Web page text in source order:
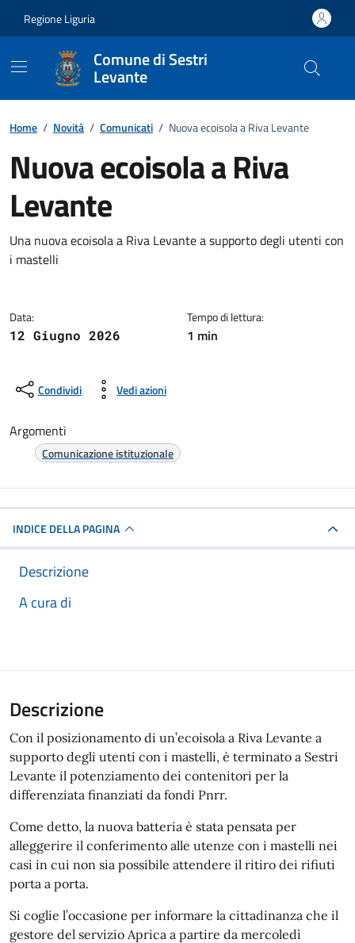
Regione Liguria
Comune di Sestri
Levante
Home / Novità / Comunicati / Nuova ecoisola a Riva Levante
Nuova ecoisola a Riva
Levante
Dettagli della notizia
Una nuova ecoisola a Riva Levante a supporto degli utenti con
i mastelli
Data:
12 Giugno 2026
Tempo di lettura:
1 min
Condividi Vedi azioni
Argomenti
Comunicazione istituzionale
INDICE DELLA PAGINA
Descrizione
A cura di
Descrizione
Con il posizionamento di un’ecoisola a Riva Levante a
supporto degli utenti con i mastelli, è terminato a Sestri
Levante il potenziamento dei contenitori per la
differenziata finanziati da fondi Pnrr.
Come detto, la nuova batteria è stata pensata per
alleggerire il conferimento alle utenze con i mastelli nei
casi in cui non sia possibile attendere il ritiro dei rifiuti
porta a porta.
Si coglie l’occasione per informare la cittadinanza che il
gestore del servizio Aprica a partire da mercoledì